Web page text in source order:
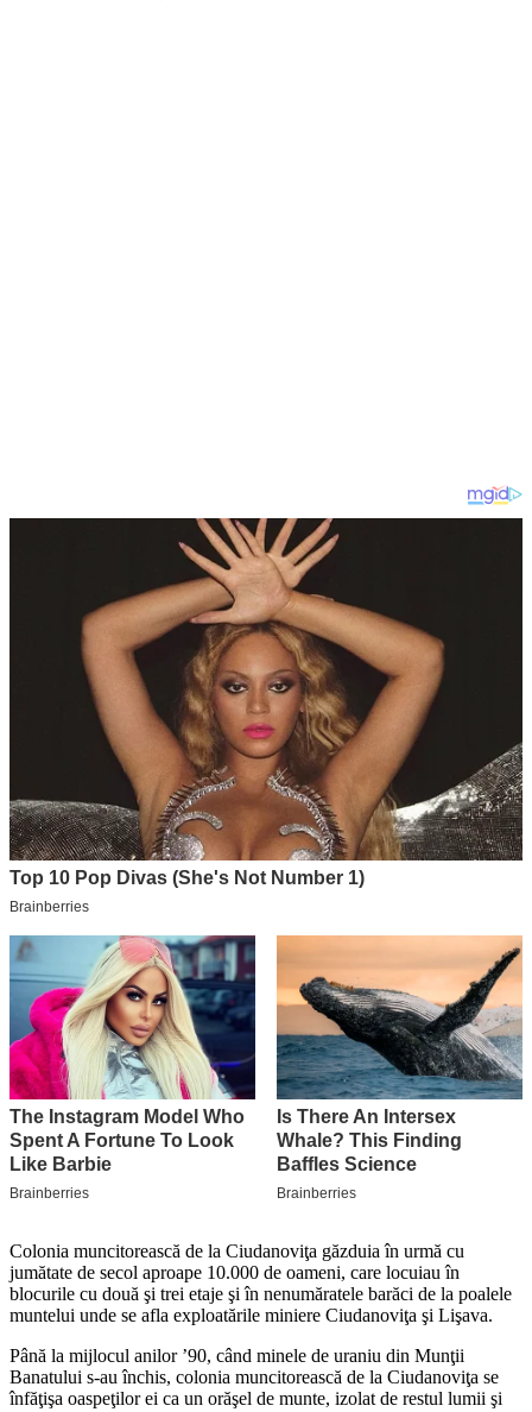
Colonia muncitorească de la Ciudanoviţa găzduia în urmă cu
jumătate de secol aproape 10.000 de oameni, care locuiau în
blocurile cu două şi trei etaje şi în nenumăratele barăci de la poalele
muntelui unde se afla exploatările miniere Ciudanoviţa şi Lişava.
Până la mijlocul anilor ’90, când minele de uraniu din Munţii
Banatului s-au închis, colonia muncitorească de la Ciudanoviţa se
înfăţişa oaspeţilor ei ca un orăşel de munte, izolat de restul lumii şi